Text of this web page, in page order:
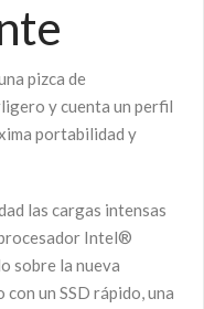
pizca de
y cuenta un perfil
portabilidad y
las cargas intensas
Intel®
sobre la nueva
un SSD rápido, una